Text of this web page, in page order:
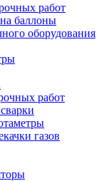
работ
баллоны
оборудования
работ
газов